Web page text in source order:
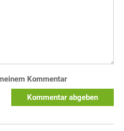
Kommentar
Kommentar abgeben